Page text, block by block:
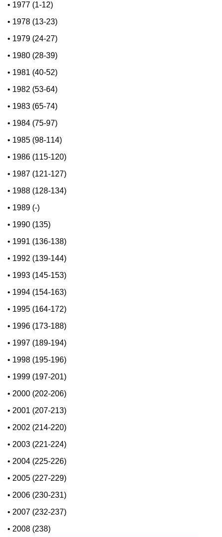
• 1977 (1-12)
• 1978 (13-23)
• 1979 (24-27)
• 1980 (28-39)
• 1981 (40-52)
• 1982 (53-64)
• 1983 (65-74)
• 1984 (75-97)
• 1985 (98-114)
• 1986 (115-120)
• 1987 (121-127)
• 1988 (128-134)
• 1989 (-)
• 1990 (135)
• 1991 (136-138)
• 1992 (139-144)
• 1993 (145-153)
• 1994 (154-163)
• 1995 (164-172)
• 1996 (173-188)
• 1997 (189-194)
• 1998 (195-196)
• 1999 (197-201)
•2000 (202-206)
•2001 (207-213)
•2002 (214-220)
•2003 (221-224)
•2004 (225-226)
•2005 (227-229)
•2006 (230-231)
•2007 (232-237)
•2008 (238)